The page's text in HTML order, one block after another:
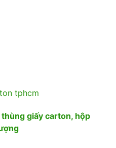
giấy carton, hộp